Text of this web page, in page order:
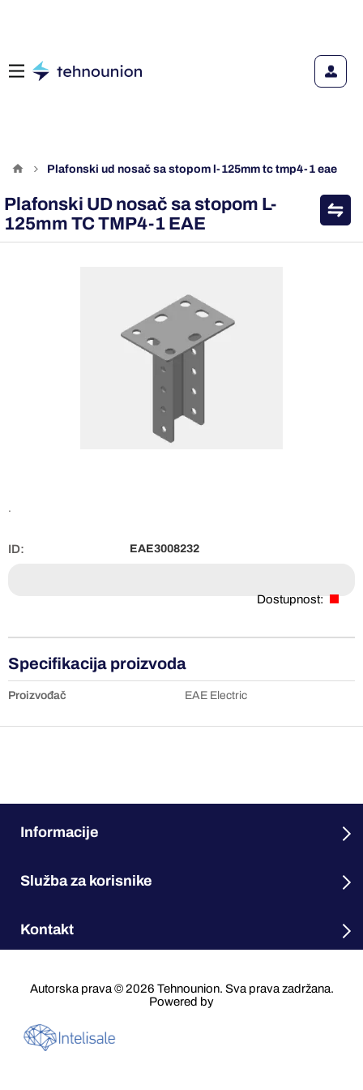
plafonski ud nosač sa stopom l-125mm tc tmp4-1 eae
Plafonski UD nosač sa stopom L-
125mm TC TMP4-1 EAE
.
ID: EAE3008232
Dostupnost:
Specifikacija proizvoda
Proizvođač EAE Electric
Informacije
Služba za korisnike
Kontakt
Autorska prava © 2026 Tehnounion. Sva prava zadržana.
Powered by